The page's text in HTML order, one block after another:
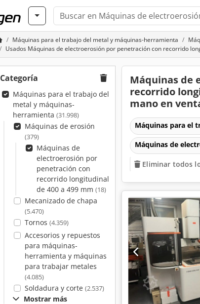
Máquinas para el trabajo del metal y máquinas-herramienta
Usados Máquinas de electroerosión por penetración con recorrido
Categoría
Máquinas para el trabajo del
metal y máquinas-
herramienta (31.998)
Máquinas de erosión
(379)
Máquinas de
electroerosión por
penetración con
recorrido longitudinal
de 400 a 499 mm (18)
Mecanizado de chapa
(5.470)
Tornos (4.359)
Accesorios y repuestos
para máquinas-
herramienta y máquinas
para trabajar metales
(4.085)
Soldadura y corte (2.537)
Mostrar más
Máquinas de
recorrido
mano en
Máquinas para el
Máquinas de
Eliminar todos